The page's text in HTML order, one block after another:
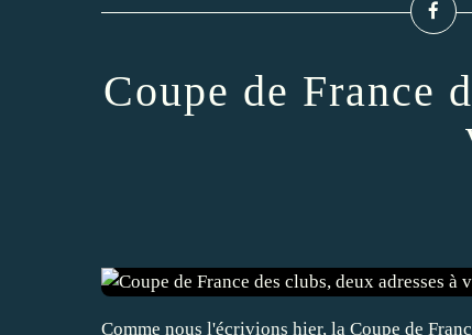
Coupe de France
Comme nous l'écrivions hier, la Coupe de